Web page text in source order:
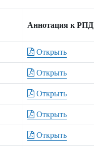
Аннотация к РПД
Открыть
Открыть
Открыть
Открыть
Открыть